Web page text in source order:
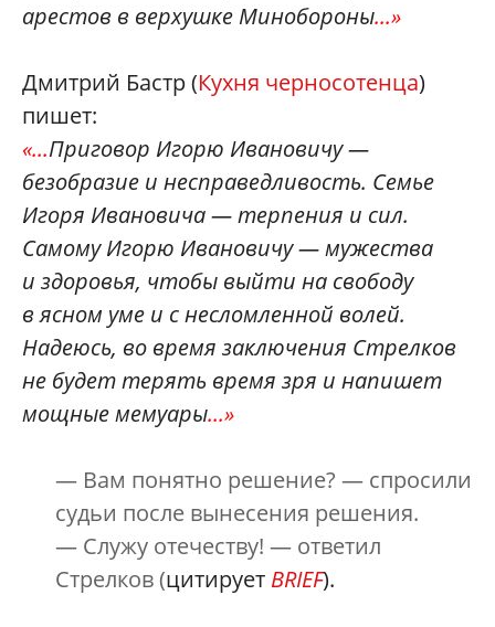
арестов в верхушке Минобороны...»
Дмитрий Бастр (Кухня черносотенца)
пишет:
«...Приговор Игорю Ивановичу —
безобразие и несправедливость. Семье
Игоря Ивановича — терпения и сил.
Самому Игорю Ивановичу — мужества
и здоровья, чтобы выйти на свободу
в ясном уме и с несломленной волей.
Надеюсь, во время заключения Стрелков
не будет терять время зря и напишет
мощные мемуары...»
— Вам понятно решение? — спросили
судьи после вынесения решения.
— Служу отечеству! — ответил
Стрелков (цитирует BRIEF).